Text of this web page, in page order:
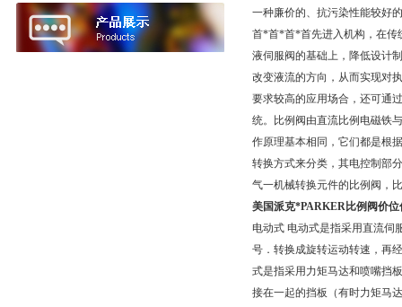
一种廉价的、抗污染性能较好
首*首*首*首先进入机构，在传
液伺服阀的基础上，降低设计
改变液流的方向，从而实现对
要求较高的应用场合，还可通
统。比例阀由直流比例电磁铁
作原理基本相同，它们都是根
转换方式来分类，其电控制部
气一机械转换元件的比例阀，
美国派克*PARKER比例阀价位
电动式 电动式是指采用直流
号．转换成旋转运动转速，再
式是指采用力矩马达和喷嘴挡
接在一起的挡板（有时力矩马